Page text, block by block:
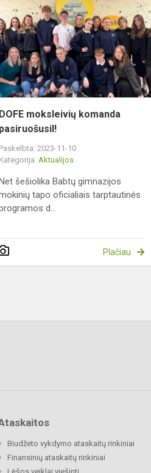
DOFE moksleivių komanda
pasiruošusiI!
Paskelbta: 2023-11-10
Kategorija:Aktualijos
Net šešiolika Babtų gimnazijos
tapo oficialiais tarptautinės
d...
Plačiau
Biudžeto vykdymo ataskaitų rinkiniai
Finansinių ataskaitų rinkiniai